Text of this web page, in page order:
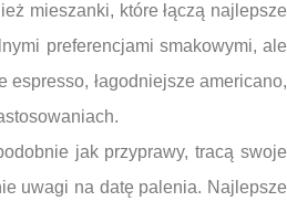
mieszanki, które łączą najlepsze
preferencjami smakowymi, ale
łagodniejsze americano,
jak przyprawy, tracą swoje
uwagi na datę palenia. Najlepsze